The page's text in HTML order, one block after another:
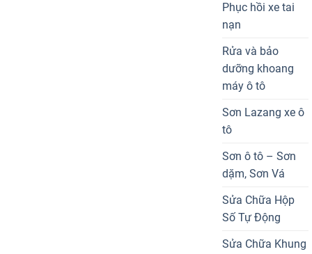
Phục hồi xe tai
nạn
Rửa và bảo
dưỡng khoang
máy ô tô
Sơn Lazang xe ô
tô
Sơn ô tô – Sơn
dặm, Sơn Vá
Sửa Chữa Hộp
Số Tự Động
Sửa Chữa Khung